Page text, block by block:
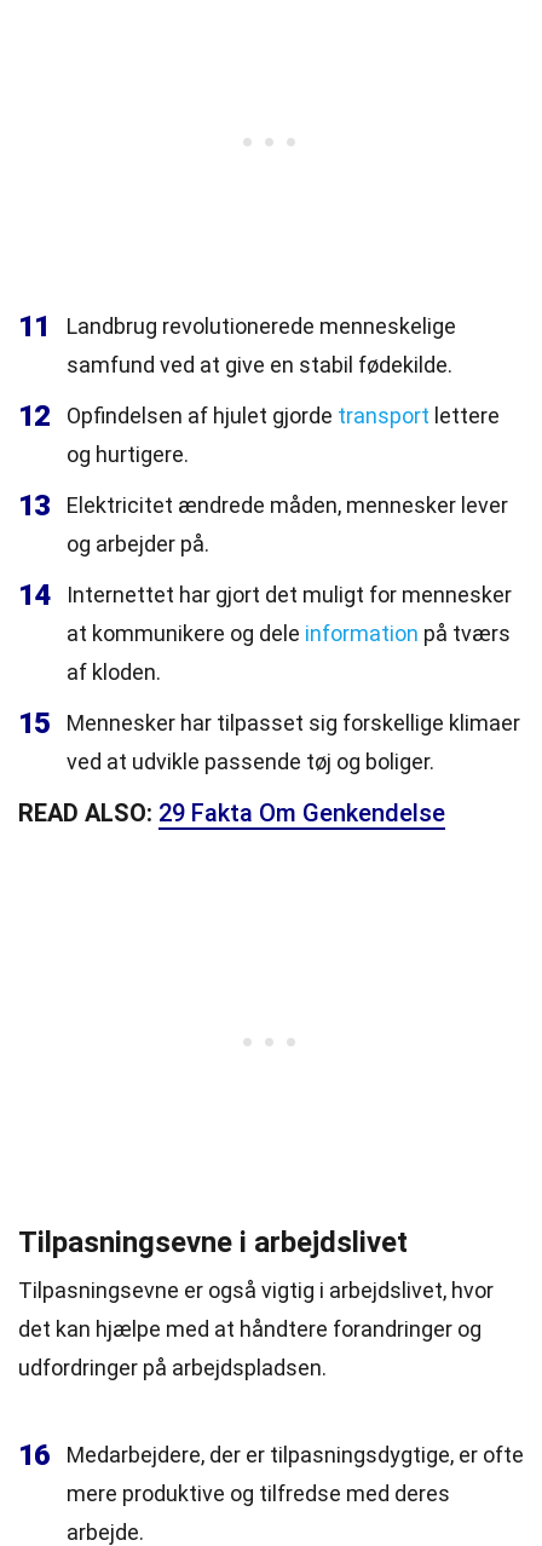
11
Landbrug revolutionerede menneskelige
samfund ved at give en stabil fødekilde.
12 Opfindelsen af hjulet gjorde transport lettere
og hurtigere.
13
Elektricitet ændrede måden, mennesker lever
og arbejder på.
14
Internettet har gjort det muligt for mennesker
at kommunikere og dele information på tværs
af kloden.
15
Mennesker har tilpasset sig forskellige klimaer
ved at udvikle passende tøj og boliger.
READ ALSO: 29 Fakta Om Genkendelse
Tilpasningsevne i arbejdslivet
Tilpasningsevne er også vigtig i arbejdslivet, hvor
det kan hjælpe med at håndtere forandringer og
udfordringer på arbejdspladsen.
16
Medarbejdere, der er tilpasningsdygtige, er ofte
mere produktive og tilfredse med deres
arbejde.